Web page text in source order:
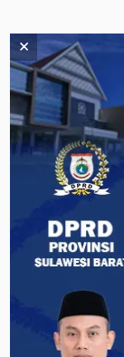
Lifestyle
#featured #Polda
×